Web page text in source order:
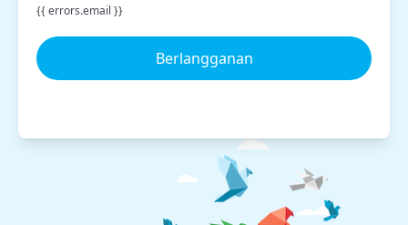
{{ errors.email }}
Berlangganan